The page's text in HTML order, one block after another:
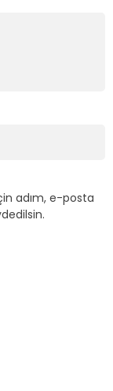
adım, e-posta